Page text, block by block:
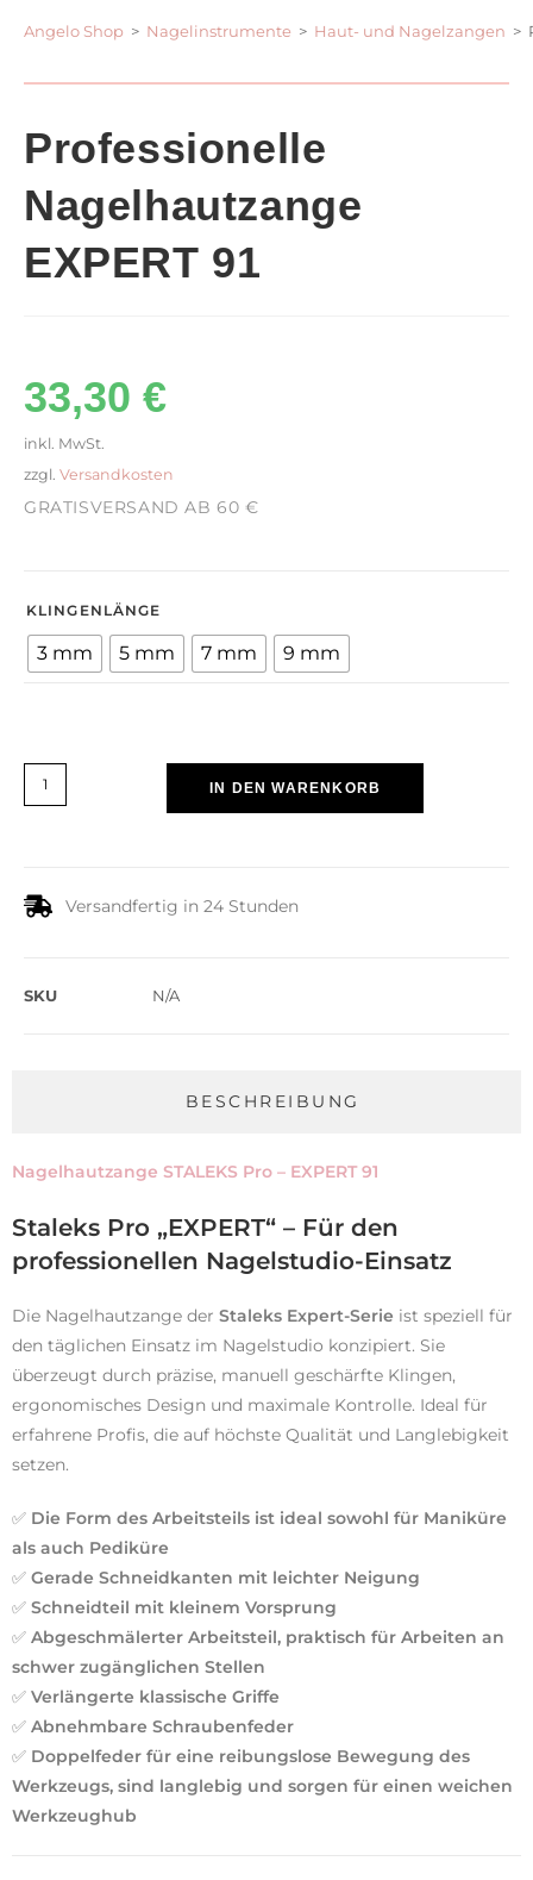
Angelo Shop > Nagelinstrumente > Haut- und Nagelzangen >
Professionelle
Nagelhautzange
EXPERT 91
33,30 €
inkl. MwSt.
zzgl. Versandkosten
GRATISVERSAND AB 60 €
KLINGENLÄNGE
3 mm 5 mm 7 mm 9 mm
IN DEN WARENKORB
Versandfertig in 24 Stunden
SKU N/A
BESCHREIBUNG
Nagelhautzange STALEKS Pro – EXPERT 91
Staleks Pro „EXPERT“ – Für den
professionellen Nagelstudio-Einsatz
Die Nagelhautzange der Staleks Expert-Serie ist speziell für
den täglichen Einsatz im Nagelstudio konzipiert. Sie
überzeugt durch präzise, ​​manuell geschärfte Klingen,
ergonomisches Design und maximale Kontrolle. Ideal für
erfahrene Profis, die auf höchste Qualität und Langlebigkeit
setzen.
✅ Die Form des Arbeitsteils ist ideal sowohl für Maniküre
als auch Pediküre
✅ Gerade Schneidkanten mit leichter Neigung
✅ Schneidteil mit kleinem Vorsprung
✅ Abgeschmälerter Arbeitsteil, praktisch für Arbeiten an
schwer zugänglichen Stellen
✅ Verlängerte klassische Griffe
✅ Abnehmbare Schraubenfeder
✅ Doppelfeder für eine reibungslose Bewegung des
Werkzeugs, sind langlebig und sorgen für einen weichen
Werkzeughub